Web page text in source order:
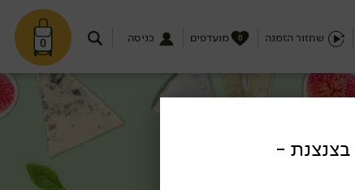
0 שחזור הזמנה מועדפים 0 כניסה
בצנצנת -